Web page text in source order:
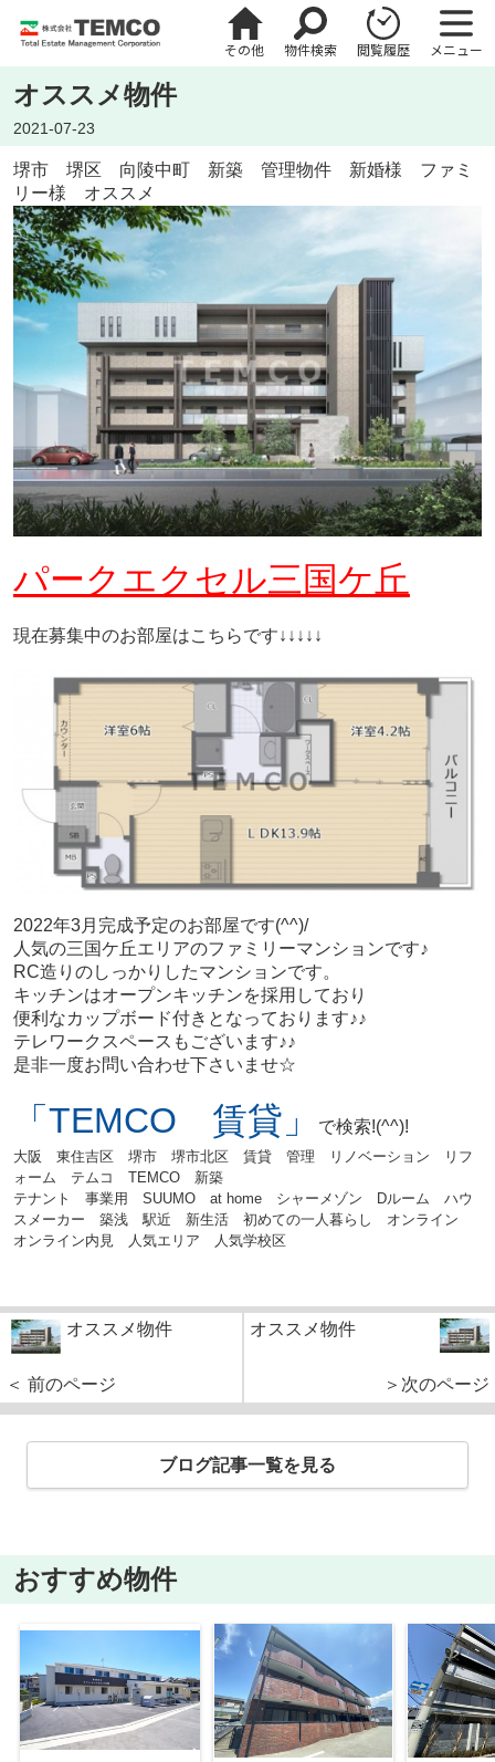
その他 物件検索 閲覧履歴 メニュー
オススメ物件
2021-07-23
堺市 堺区 向陵中町 新築 管理物件 新婚様 ファミ
リー様 オススメ
パークエクセル三国ケ丘
現在募集中のお部屋はこちらです↓↓↓↓↓
2022年3月完成予定のお部屋です(^^)/
人気の三国ケ丘エリアのファミリーマンションです♪
RC造りのしっかりしたマンションです。
キッチンはオープンキッチンを採用しており
便利なカップボード付きとなっております♪♪
テレワークスペースもございます♪♪
是非一度お問い合わせ下さいませ☆
「TEMCO 賃貸」 で検索!(^^)!
大阪 東住吉区 堺市 堺市北区 賃貸 管理 リノベーション リフ
ォーム テムコ TEMCO 新築
テナント 事業用 SUUMO at home シャーメゾン Dルーム ハウ
スメーカー 築浅 駅近 新生活 初めての一人暮らし オンライン
オンライン内見 人気エリア 人気学校区
オススメ物件
＜ 前のページ
オススメ物件
＞次のページ
ブログ記事一覧を見る
おすすめ物件